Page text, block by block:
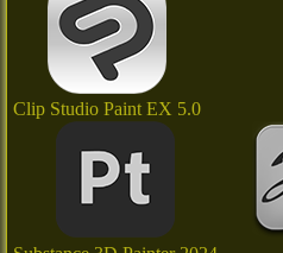
Clip Studio Paint EX 5.0